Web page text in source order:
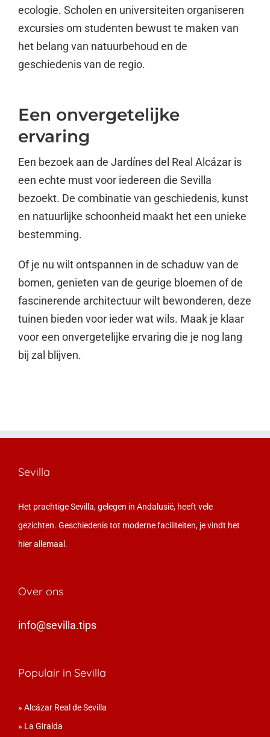
ecologie. Scholen en universiteiten organiseren
excursies om studenten bewust te maken van
het belang van natuurbehoud en de
geschiedenis van de regio.
Een onvergetelijke
ervaring
Een bezoek aan de Jardínes del Real Alcázar is
een echte must voor iedereen die Sevilla
bezoekt. De combinatie van geschiedenis, kunst
en natuurlijke schoonheid maakt het een unieke
bestemming.
Of je nu wilt ontspannen in de schaduw van de
bomen, genieten van de geurige bloemen of de
fascinerende architectuur wilt bewonderen, deze
tuinen bieden voor ieder wat wils. Maak je klaar
voor een onvergetelijke ervaring die je nog lang
bij zal blijven.
Sevilla
Het prachtige Sevilla, gelegen in Andalusië, heeft vele
gezichten. Geschiedenis tot moderne faciliteiten, je vindt het
hier allemaal.
Over ons
info@sevilla.tips
Populair in Sevilla
» Alcázar Real de Sevilla
» La Giralda